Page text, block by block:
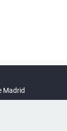
Madrid